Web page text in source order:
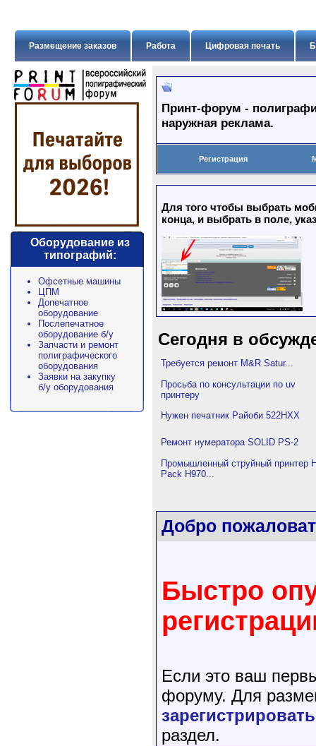
Цифровая печать
Работа
Размещение заказов
Оборудование из
типографий:
Офсетные машины
ЦПМ
Допечатное
оборудование
Послепечатное
оборудование б/у
Запчасти и ремонт
полиграфического
оборудования
Заявки на закупку
б/у оборудования
Принт-форум -
наружная реклама.
Регистрация
Для того чтобы выбрать
конца, и выбрать в поле,
Сегодня в
Требуется ремонт M&R Satur...
Просьба по консультации по uv
принтеру
Нужен печатник Райоби 522HXX
Ремонт нумератора SOLID PS-2
Промышленный струйный принтер
Pack H970...
Добро
Быстро
Если это ваш
форуму. Для
раздел.